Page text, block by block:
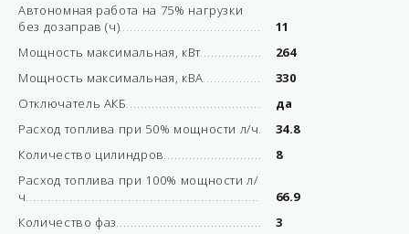
Автономная работа на 75% нагрузки
без дозаправ (ч)
11
Мощность максимальная, кВт
264
Мощность максимальная, кВА
330
Отключатель АКБ
да
Расход топлива при 50% мощности л/ч
34.8
Количество цилиндров
8
Расход топлива при 100% мощности л/
ч
66.9
Количество фаз
3